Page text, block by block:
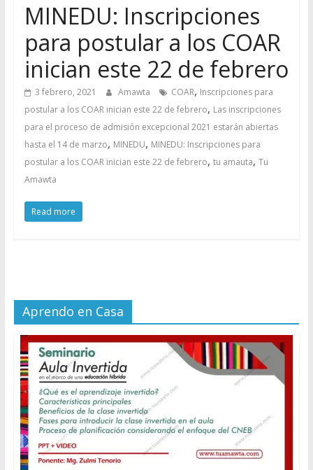
MINEDU: Inscripciones
para postular a los COAR
inician este 22 de febrero
3 febrero, 2021 Amawta COAR, Inscripciones para
postular a los COAR inician este 22 de febrero, Las inscripciones
para el proceso de admisión excepcional 2021 estarán abiertas
hasta el 14 de marzo, MINEDU, MINEDU: Inscripciones para
postular a los COAR inician este 22 de febrero, tu amauta, Tu
Amawta
Read more
Aprendo en Casa